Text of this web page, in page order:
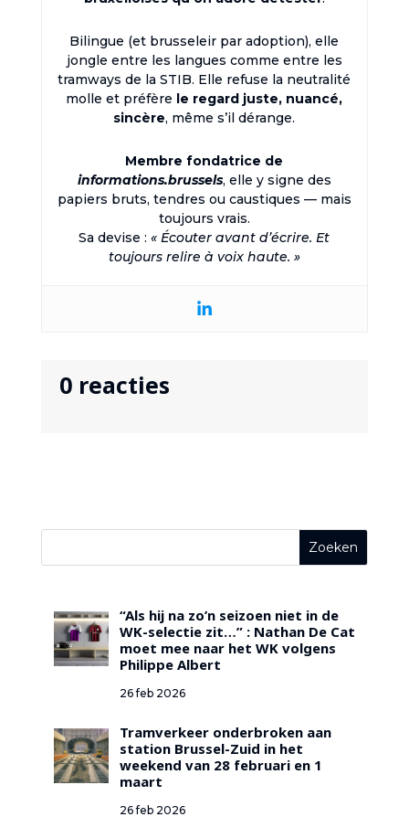
Bilingue (et brusseleir par adoption), elle
jongle entre les langues comme entre les
tramways de la STIB. Elle refuse la neutralité
molle et préfère le regard juste, nuancé,
sincère, même s’il dérange.
Membre fondatrice de
informations.brussels, elle y signe des
papiers bruts, tendres ou caustiques — mais
toujours vrais.
Sa devise :« Écouter avant d’écrire. Et
toujours relire à voix haute. »
0 reacties
“Als hij na zo’n seizoen niet in de
WK-selectie zit…” : Nathan De Cat
moet mee naar het WK volgens
Philippe Albert
26 feb 2026
Tramverkeer onderbroken aan
station Brussel-Zuid in het
weekend van 28 februari en 1
maart
26 feb 2026